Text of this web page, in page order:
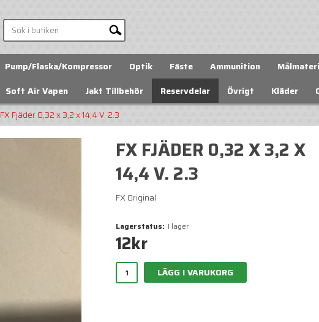
Pump/Flaska/Kompressor Optik Fäste Ammunition
Soft Air Vapen Jakt Tillbehör Reservdelar Övrigt Kläder
FX Fjäder 0,32 x 3,2 x 14,4 V. 2.3
FX FJÄDER 0,32 X 3,2 X
14,4 V. 2.3
FX Original
Lagerstatus: I lager
12kr
LÄGG I VARUKORG